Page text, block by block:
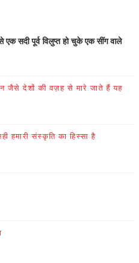
एक सदी पूर्व विलुप्त हो चुके एक सींग वाले
जैसे देशों की वज़ह से मारे जाते हैं यह
हमारी संस्कृति का हिस्सा है